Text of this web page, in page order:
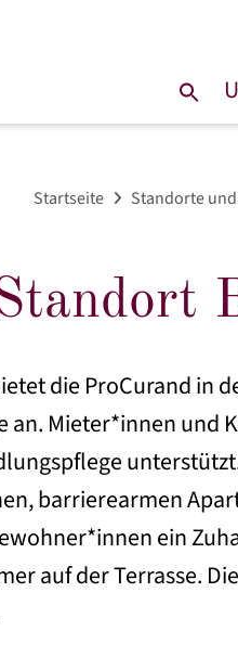
Startseite Standorte
die ProCurand in
an. Mieter*innen
barrierearmen
ein
auf der Terrasse.